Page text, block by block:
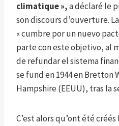
climatique »,a déclaré le
son discours d’ouverture.
« cumbre por un nuevo
parte con este objetivo, al
de refundar el sistema
se fund en 1944 en Bretton
Hampshire (EEUU), tras la
C’est alors qu’ont été